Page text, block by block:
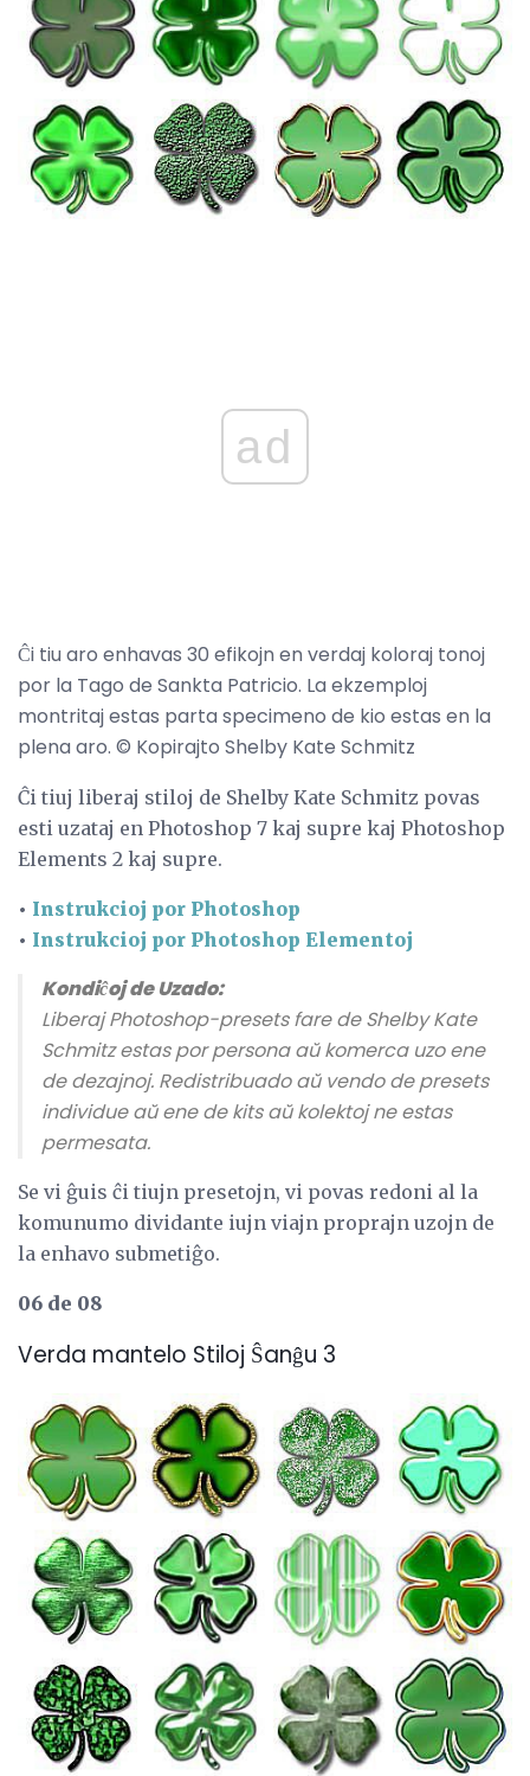
ad
Ĉi tiu aro enhavas 30 efikojn en verdaj koloraj tonoj
por la Tago de Sankta Patricio. La ekzemploj
montritaj estas parta specimeno de kio estas en la
plena aro. © Kopirajto Shelby Kate Schmitz
Ĉi tiuj liberaj stiloj de Shelby Kate Schmitz povas
esti uzataj en Photoshop 7 kaj supre kaj Photoshop
Elements 2 kaj supre.
• Instrukcioj por Photoshop
• Instrukcioj por Photoshop Elementoj
Kondiĉoj de Uzado:
Liberaj Photoshop-presets fare de Shelby Kate
Schmitz estas por persona aŭ komerca uzo ene
de dezajnoj. Redistribuado aŭ vendo de presets
individue aŭ ene de kits aŭ kolektoj ne estas
permesata.
Se vi ĝuis ĉi tiujn presetojn, vi povas redoni al la
komunumo dividante iujn viajn proprajn uzojn de
la enhavo submetiĝo.
06 de 08
Verda mantelo Stiloj Ŝanĝu 3